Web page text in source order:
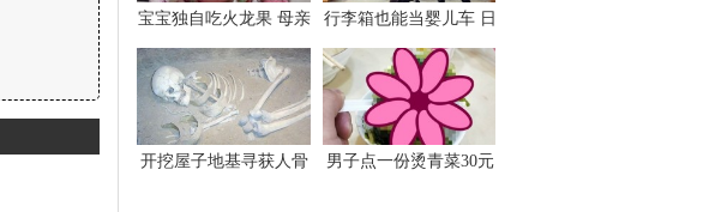
宝宝独自吃火龙果 母亲
行李箱也能当婴儿车 日
开挖屋子地基寻获人骨
男子点一份烫青菜30元